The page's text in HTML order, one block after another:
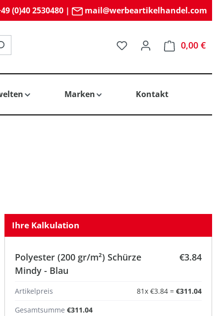
(0)40 2530480| mail@werbeartikelhandel.com
Du hast 0 Produkte auf
0,00 €
Marken Kontakt
Ihre Kalkulation
Polyester (200 gr/m²) Schürze
Mindy - Blau
€3.84
Artikelpreis 81x €3.84 = €311.04
Gesamtsumme €311.04